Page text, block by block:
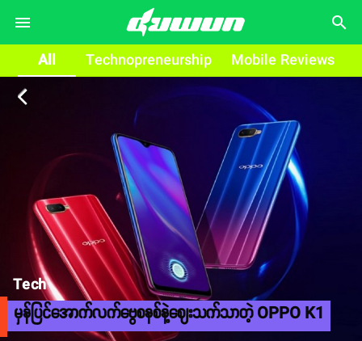
search
All Technopreneurship Mobile Reviews
arrow_back_ios
Tech
မှန်ပြင်အောက်လက်ဗွေစနစ်နဲ့ဈေးသက်သာတဲ့ OPPO K1